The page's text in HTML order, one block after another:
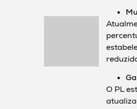
O PL